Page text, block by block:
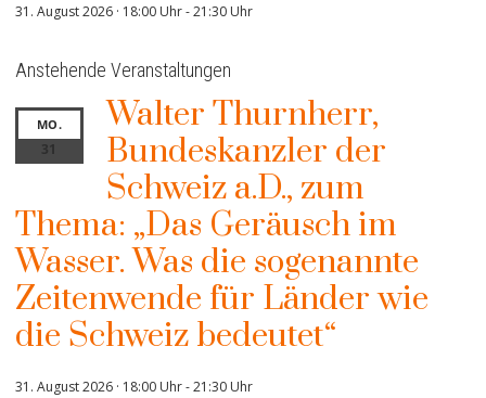
31. August 2026 · 18:00 Uhr-21:30 Uhr
Anstehende Veranstaltungen
MO.
31
Walter Thurnherr,
Bundeskanzler der
Schweiz a.D., zum
Thema: „Das Geräusch im
Wasser. Was die sogenannte
Zeitenwende für Länder wie
die Schweiz bedeutet“
31. August 2026 · 18:00 Uhr-21:30 Uhr